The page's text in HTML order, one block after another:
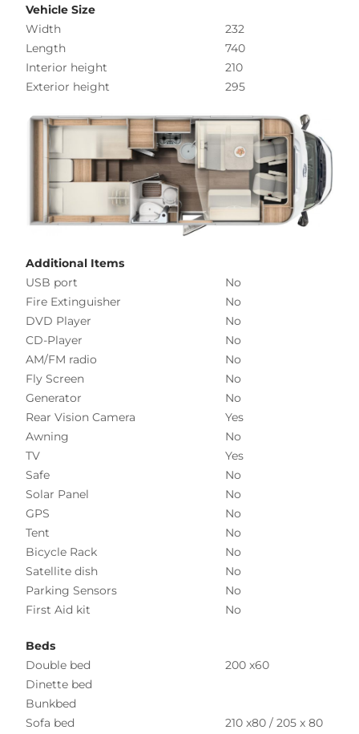
Vehicle Size
Width
232
Length
740
Interior height
210
Exterior height
295
Additional Items
USB port
No
Fire Extinguisher
No
DVD Player
No
CD-Player
No
AM/FM radio
No
Fly Screen
No
Generator
No
Rear Vision Camera
Yes
Awning
No
TV
Yes
Safe
No
Solar Panel
No
GPS
No
Tent
No
Bicycle Rack
No
Satellite dish
No
Parking Sensors
No
First Aid kit
No
Beds
Double bed
200 x60
Dinette bed
Bunkbed
Sofa bed
210 x80 / 205 x 80